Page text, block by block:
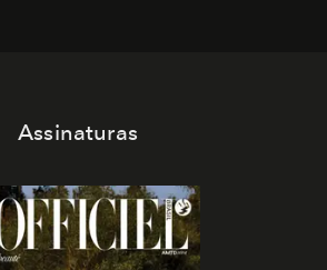
Assinaturas